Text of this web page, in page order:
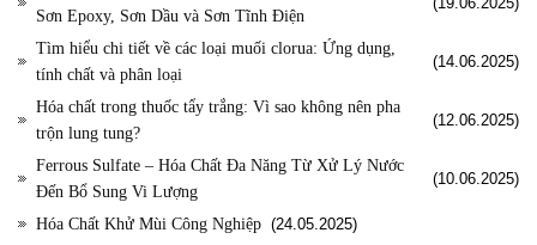
Sơn Epoxy, Sơn Dầu và Sơn Tĩnh Điện
Tìm hiểu chi tiết về các loại muối clorua: Ứng dụng,
tính chất và phân loại
(14.06.2025)
Hóa chất trong thuốc tẩy trắng: Vì sao không nên pha
trộn lung tung?
(12.06.2025)
Ferrous Sulfate – Hóa Chất Đa Năng Từ Xử Lý Nước
Đến Bổ Sung Vi Lượng
(10.06.2025)
Hóa Chất Khử Mùi Công Nghiệp (24.05.2025)